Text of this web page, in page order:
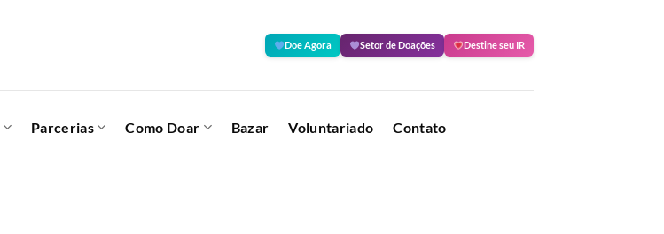
Doe Agora Setor de Doações Destine seu IR
Parcerias Como Doar Bazar Voluntariado Contato